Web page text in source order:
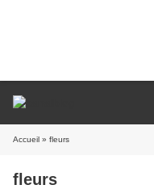
Accueil » fleurs
fleurs